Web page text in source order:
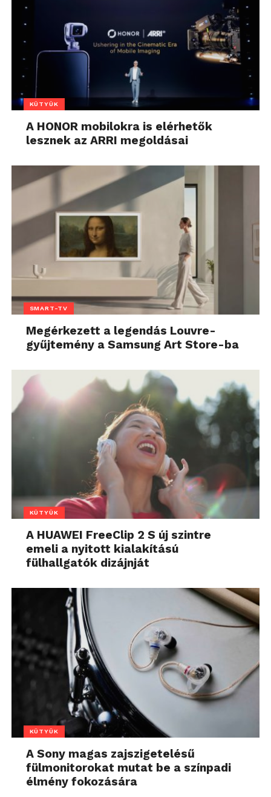
KÜTYÜK
A HONOR mobilokra is elérhetők
lesznek az ARRI megoldásai
SMART-TV
Megérkezett a legendás Louvre-
gyűjtemény a Samsung Art Store-ba
KÜTYÜK
A HUAWEI FreeClip 2 S új szintre
emeli a nyitott kialakítású
fülhallgatók dizájnját
KÜTYÜK
A Sony magas zajszigetelésű
fülmonitorokat mutat be a színpadi
élmény fokozására